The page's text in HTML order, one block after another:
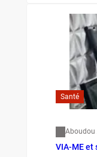
Santé
Aboudou
VIA-ME et